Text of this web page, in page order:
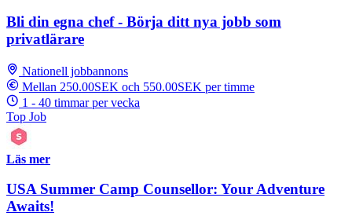
Bli din egna chef - Börja ditt nya jobb som
privatlärare
Nationell jobbannons
Mellan 250.00SEK och 550.00SEK per timme
1 - 40 timmar per vecka
Top Job
Läs mer
USA Summer Camp Counsellor: Your Adventure
Awaits!